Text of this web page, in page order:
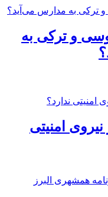
و ترکی به
امنیتی